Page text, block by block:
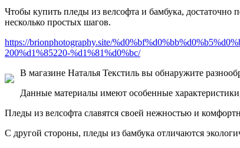
Чтобы купить пледы из велсофта и бамбука, достаточно
несколько простых шагов.
https://brionphotography.site/
200%d1%85220-%d1%81%d0%bc/
В магазине Наталья Текстиль вы обнаружите
Данные материалы имеют особенные
Пледы из велсофта славятся своей нежностью и
С другой стороны, пледы из бамбука отличаются